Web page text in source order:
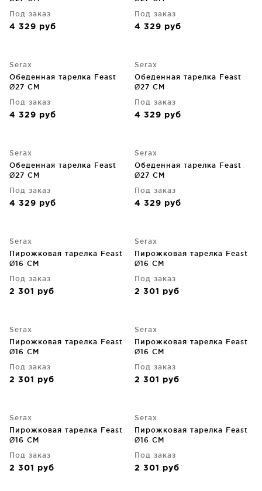
Под заказ
4 329 руб
Под заказ
4 329 руб
Serax
Обеденная тарелка Feast
Ø27 CM
Под заказ
4 329 руб
Serax
Обеденная тарелка Feast
Ø27 CM
Под заказ
4 329 руб
Serax
Обеденная тарелка Feast
Ø27 CM
Под заказ
4 329 руб
Serax
Обеденная тарелка Feast
Ø27 CM
Под заказ
4 329 руб
Serax
Пирожковая тарелка Feast
Ø16 CM
Под заказ
2 301 руб
Serax
Пирожковая тарелка Feast
Ø16 CM
Под заказ
2 301 руб
Serax
Пирожковая тарелка Feast
Ø16 CM
Под заказ
2 301 руб
Serax
Пирожковая тарелка Feast
Ø16 CM
Под заказ
2 301 руб
Serax
Пирожковая тарелка Feast
Ø16 CM
Под заказ
2 301 руб
Serax
Пирожковая тарелка Feast
Ø16 CM
Под заказ
2 301 руб